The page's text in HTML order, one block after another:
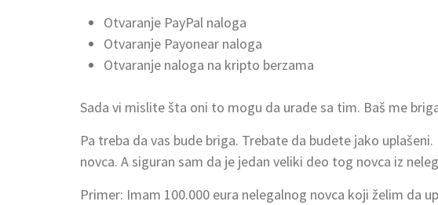
Otvaranje PayPal naloga
Otvaranje Payonear naloga
Otvaranje naloga na kripto berzama
Sada vi mislite šta oni to mogu da urade sa tim. Baš me
Pa treba da vas bude briga. Trebate da budete jako
novca. A siguran sam da je jedan veliki deo tog novca iz
Primer: Imam 100.000 eura nelegalnog novca koji želim da